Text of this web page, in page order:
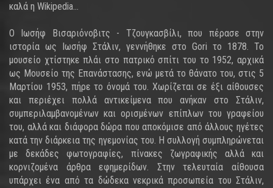
καλά η Wikipedia…
Ο Ιωσήφ Βισαριόνοβιτς - Τζουγκασβίλι, που πέρασε στην
ιστορία ως Ιωσήφ Στάλιν, γεννήθηκε στο Gori το 1878. Το
μουσείο χτίστηκε πλάι στο πατρικό σπίτι του το 1952, αρχικά
ως Μουσείο της Επανάστασης, ενώ μετά το θάνατο του, στις 5
Μαρτίου 1953, πήρε το όνομά του. Χωρίζεται σε έξι αίθουσες
και περιέχει πολλά αντικείμενα που ανήκαν στο Στάλιν,
συμπεριλαμβανομένων και ορισμένων επίπλων του γραφείου
του, αλλά και διάφορα δώρα που αποκόμισε από άλλους ηγέτες
κατά την διάρκεια της ηγεμονίας του. Η συλλογή συμπληρώνεται
με δεκάδες φωτογραφίες, πίνακες ζωγραφικής αλλά και
κορνιζομένα άρθρα εφημερίδων. Στην τελευταία αίθουσα
υπάρχει ένα από τα δώδεκα νεκρικά προσωπεία του Στάλιν,